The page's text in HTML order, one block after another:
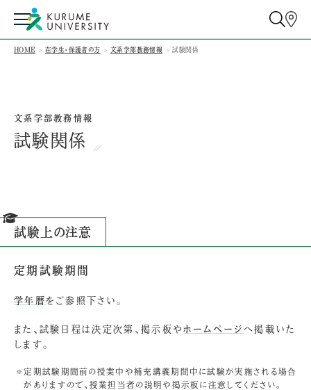
HOME 在学生・保護者の方 文系学部教務情報 試験関係
文系学部教務情報
試験関係
試験上の注意
定期試験期間
学年暦をご参照下さい。
また、試験日程は決定次第、掲示板やホームページへ掲載いた
します。
定期試験期間前の授業中や補充講義期間中に試験が実施される場合
がありますので、授業担当者の説明や掲示板に注意してください。